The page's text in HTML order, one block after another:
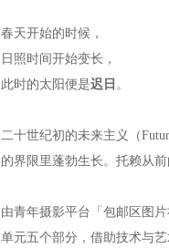
春天开始的时候，
日照时间开始变长，
此时的太阳便是迟日 。
二十世纪初的未来主义（
的界限里蓬勃生长。托赖从
由青年摄影平台「包邮区图
单元五个部分，借助技术与